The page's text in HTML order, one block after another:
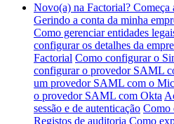
Novo(a) na Factorial? Começa
Gerindo a conta da minha
Como gerenciar entidades
configurar os detalhes da
Factorial Como configurar o
configurar o provedor SAML
um provedor SAML com o
o provedor SAML com Okta
sessão e de autenticação Como
Registos de auditoria Como